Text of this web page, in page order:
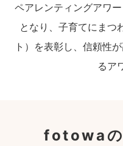
ペアレンティングアワ
となり、子育てにまつ
ト）を表彰し、信頼性
るア
fotowaの